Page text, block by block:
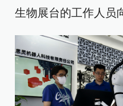
生物展台的工作人员